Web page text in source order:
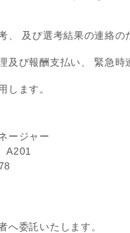
及び選考結果の連絡の
び報酬支払い、 緊急時
します。
ージャー
A201
へ委託いたします。